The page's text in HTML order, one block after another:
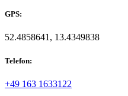
GPS:
52.4858641, 13.4349838
Telefon:
+49 163 1633122